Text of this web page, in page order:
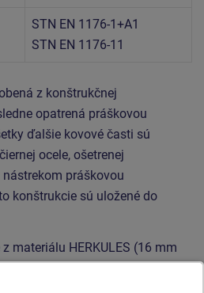
STN EN 1176-1+A1
STN EN 1176-11
z konštrukčnej
opatrená práškovou
ďalšie kovové časti sú
ocele, ošetrenej
práškovou
konštrukcie sú uložené do
materiálu HERKULES (16 mm